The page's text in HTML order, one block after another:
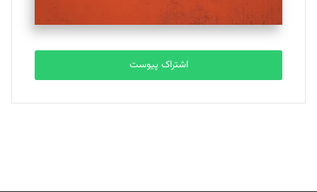
اشتراک پیوست